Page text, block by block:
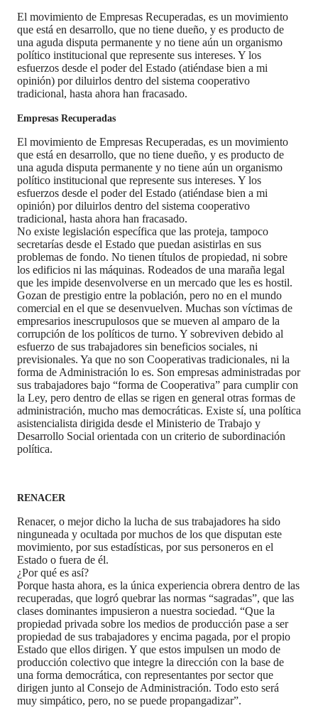
El movimiento de Empresas Recuperadas, es un movimiento
que está en desarrollo, que no tiene dueño, y es producto de
una aguda disputa permanente y no tiene aún un organismo
político institucional que represente sus intereses. Y los
esfuerzos desde el poder del Estado (atiéndase bien a mi
opinión) por diluirlos dentro del sistema cooperativo
tradicional, hasta ahora han fracasado.
Empresas Recuperadas
El movimiento de Empresas Recuperadas, es un movimiento
que está en desarrollo, que no tiene dueño, y es producto de
una aguda disputa permanente y no tiene aún un organismo
político institucional que represente sus intereses. Y los
esfuerzos desde el poder del Estado (atiéndase bien a mi
opinión) por diluirlos dentro del sistema cooperativo
tradicional, hasta ahora han fracasado.
No existe legislación específica que las proteja, tampoco
secretarías desde el Estado que puedan asistirlas en sus
problemas de fondo. No tienen títulos de propiedad, ni sobre
los edificios ni las máquinas. Rodeados de una maraña legal
que les impide desenvolverse en un mercado que les es hostil.
Gozan de prestigio entre la población, pero no en el mundo
comercial en el que se desenvuelven. Muchas son víctimas de
empresarios inescrupulosos que se mueven al amparo de la
corrupción de los políticos de turno. Y sobreviven debido al
esfuerzo de sus trabajadores sin beneficios sociales, ni
previsionales. Ya que no son Cooperativas tradicionales, ni la
forma de Administración lo es. Son empresas administradas por
sus trabajadores bajo “forma de Cooperativa” para cumplir con
la Ley, pero dentro de ellas se rigen en general otras formas de
administración, mucho mas democráticas. Existe sí, una política
asistencialista dirigida desde el Ministerio de Trabajo y
Desarrollo Social orientada con un criterio de subordinación
política.
RENACER
Renacer, o mejor dicho la lucha de sus trabajadores ha sido
ninguneada y ocultada por muchos de los que disputan este
movimiento, por sus estadísticas, por sus personeros en el
Estado o fuera de él.
¿Por qué es así?
Porque hasta ahora, es la única experiencia obrera dentro de las
recuperadas, que logró quebrar las normas “sagradas”, que las
clases dominantes impusieron a nuestra sociedad. “Que la
propiedad privada sobre los medios de producción pase a ser
propiedad de sus trabajadores y encima pagada, por el propio
Estado que ellos dirigen. Y que estos impulsen un modo de
producción colectivo que integre la dirección con la base de
una forma democrática, con representantes por sector que
dirigen junto al Consejo de Administración. Todo esto será
muy simpático, pero, no se puede propangadizar”.